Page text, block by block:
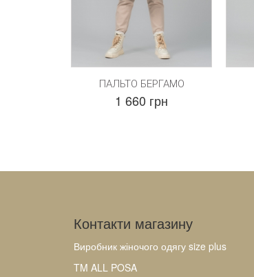
ПАЛЬТО БЕРГАМО
1 660 грн
Контакти магазину
Виробник жіночого одягу size plus
TM ALL POSA